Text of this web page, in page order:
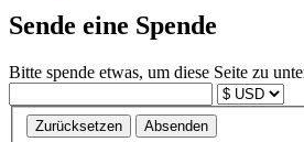
Sende eine Spende
Bitte spende etwas, um diese Seite zu